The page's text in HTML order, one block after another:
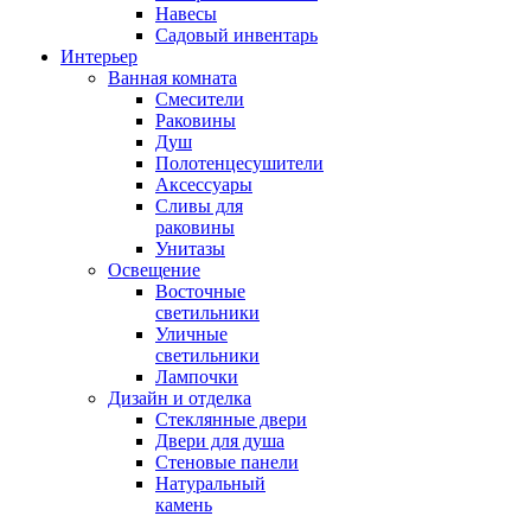
Навесы
Садовый инвентарь
Интерьер
Ванная комната
Смесители
Раковины
Душ
Полотенцесушители
Аксессуары
Сливы для
раковины
Унитазы
Освещение
Восточные
светильники
Уличные
светильники
Лампочки
Дизайн и отделка
Стеклянные двери
Двери для душа
Стеновые панели
Натуральный
камень